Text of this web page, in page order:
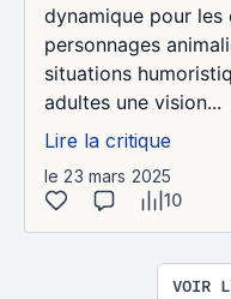
dynamique pour les
personnages
situations
adultes une vision...
Lire la critique
le 23 mars 2025
10
VOIR